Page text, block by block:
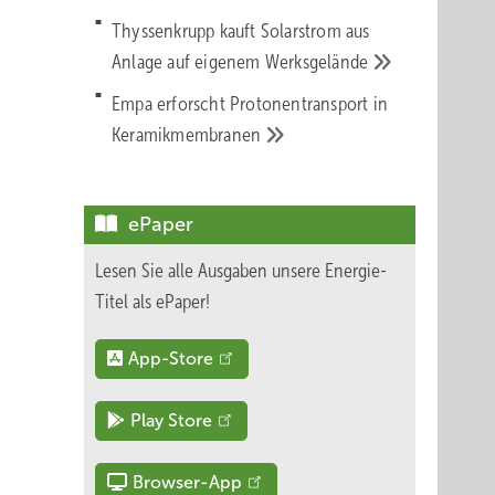
Thyssenkrupp kauft Solarstrom aus
Anlage auf eigenem Werksgelände
Empa erforscht Protonentransport in
Keramikmembranen
ePaper
Lesen Sie alle Ausgaben unsere Energie-
Titel als ePaper!
App-Store
Play Store
Browser-App